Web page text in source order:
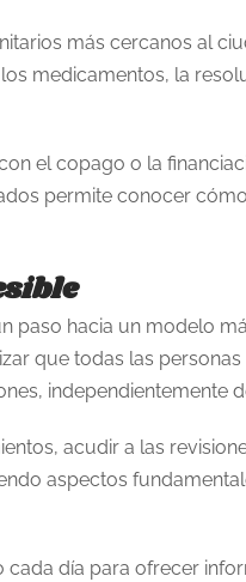
más cercanos al
medicamentos, la
el copago o la
permite conocer
paso hacia un modelo
que todas las
independientemente
acudir a las
aspectos
día para ofrecer